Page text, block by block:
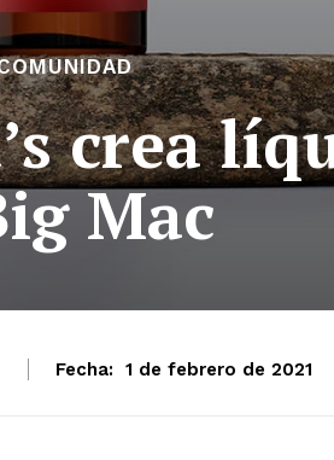
crea
Mac
Fecha: 1 de febrero de 2021